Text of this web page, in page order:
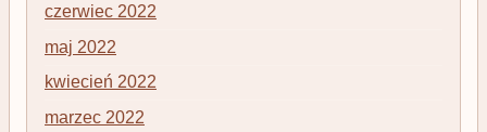
czerwiec 2022
maj 2022
kwiecień 2022
marzec 2022